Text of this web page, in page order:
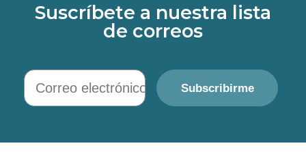
Suscríbete a nuestra lista
de correos
Correo electrónico
Subscribirme